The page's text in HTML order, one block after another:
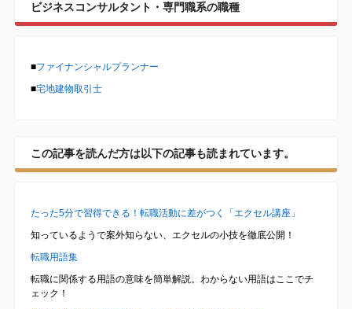
ビジネスコンサルタント・専門職系の職種
■ファイナンシャルプランナー
■宅地建物取引士
この記事を読んだ方は以下の記事も読まれています。
たった5分で習得できる！転職活動に差がつく「エクセル講座」
知っているようで案外知らない、エクセルの小技を徹底公開！
転職用語集
転職に関係する用語の意味を簡単解説。わからない用語はここでチ
ェック！